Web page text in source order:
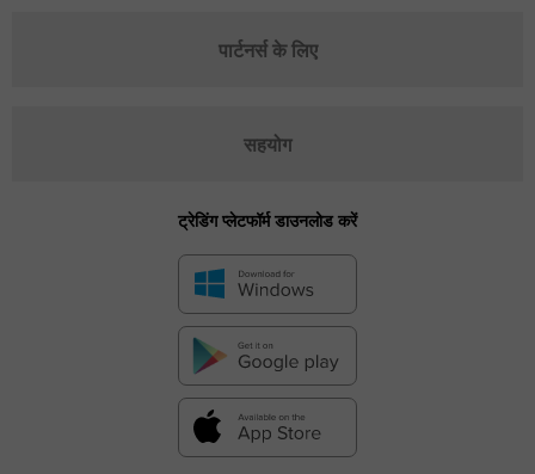
पार्टनर्स के लिए
सहयोग
ट्रेडिंग प्लेटफॉर्म डाउनलोड करें